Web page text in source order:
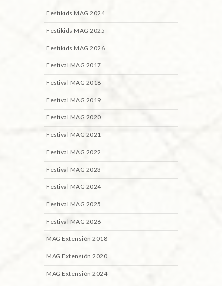
Festikids MAG 2024
Festikids MAG 2025
Festikids MAG 2026
Festival MAG 2017
Festival MAG 2018
Festival MAG 2019
Festival MAG 2020
Festival MAG 2021
Festival MAG 2022
Festival MAG 2023
Festival MAG 2024
Festival MAG 2025
Festival MAG 2026
MAG Extensión 2018
MAG Extensión 2020
MAG Extensión 2024